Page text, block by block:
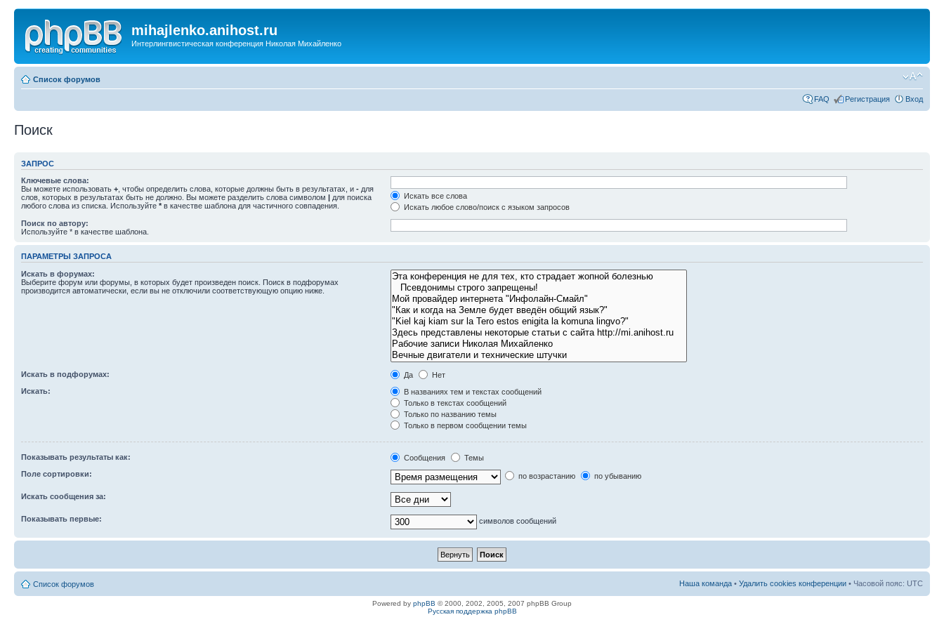
mihajlenko.anihost.ru
Интерлингвистическая конференция Николая Михайленко
Список форумов
FAQ Регистрация Вход
Поиск
ЗАПРОС
Ключевые слова:
Вы можете использовать + , чтобы определить слова, которые должны быть в результатах, и - для
слов, которых в результатах быть не должно. Вы можете разделить слова символом | для поиска
любого слова из списка. Используйте * в качестве шаблона для частичного совпадения.
Искать все слова
Искать любое слово/поиск с языком запросов
Поиск по автору:
Используйте * в качестве шаблона.
ПАРАМЕТРЫ ЗАПРОСА
Искать в форумах:
Выберите форум или форумы, в которых будет произведен поиск. Поиск в подфорумах
производится автоматически, если вы не отключили соответствующую опцию ниже.
Искать в подфорумах: Да
Нет
Искать:
В названиях тем и текстах сообщений
Только в текстах сообщений
Только по названию темы
Только в первом сообщении темы
Показывать результаты как: Сообщения
Темы
Поле сортировки:
по возрастанию по убыванию
Искать сообщения за:
Показывать первые: символов сообщений
Список форумов Наша команда • Удалить cookies конференции • Часовой пояс: UTC
Powered by phpBB © 2000, 2002, 2005, 2007 phpBB Group
Русская поддержка phpBB